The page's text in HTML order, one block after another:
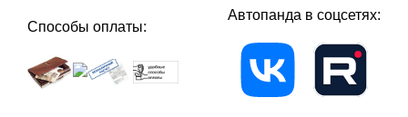
Способы оплаты:
Автопанда в соцсетях: